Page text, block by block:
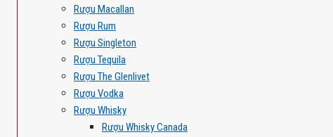
Rượu Macallan
Rượu Rum
Rượu Singleton
Rượu Tequila
Rượu The Glenlivet
Rượu Vodka
Rượu Whisky
Rượu Whisky Canada